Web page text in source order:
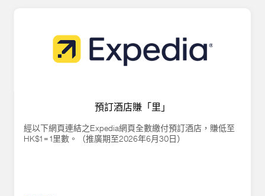
預訂酒店賺「里」
經以下網頁連結之Expedia網頁全數繳付預訂酒店，賺低至
HK$1 = 1里數。（推廣期至2026年6月30日）